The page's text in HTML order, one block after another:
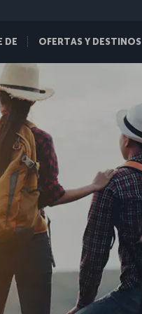
DE OFERTAS Y DESTINOS